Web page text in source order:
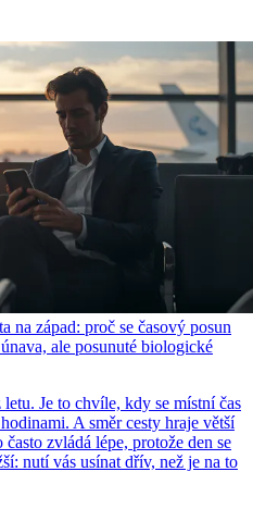
na západ: proč se časový posun
ale posunuté biologické
Je to chvíle, kdy se místní čas
A směr cesty hraje větší
zvládá lépe, protože den se
nutí vás usínat dřív, než je na to